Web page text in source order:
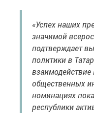
«Успех наших
значимой
подтверждает
политики в
взаимодействие
общественных
номинациях
республики